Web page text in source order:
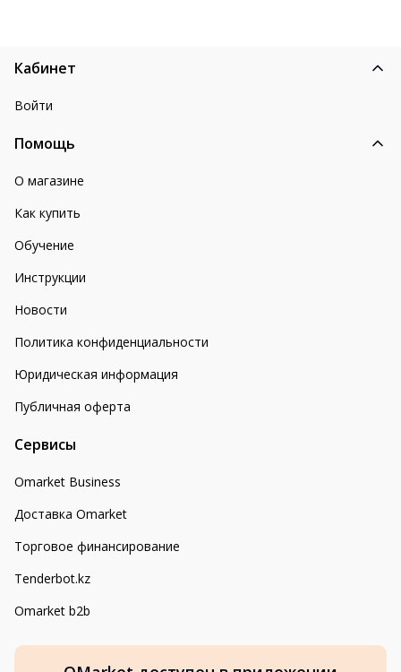
Кабинет
Войти
Помощь
О магазине
Как купить
Обучение
Инструкции
Новости
Политика конфиденциальности
Юридическая информация
Публичная оферта
Сервисы
Omarket Business
Доставка Omarket
Торговое финансирование
Tenderbot.kz
Omarket b2b